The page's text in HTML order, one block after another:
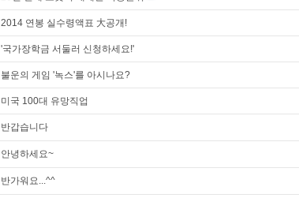
2014 연봉 실수령액표 大공개!
'국가장학금 서둘러 신청하세요!'
불운의 게임 '녹스'를 아시나요?
미국 100대 유망직업
반갑습니다
안녕하세요~
반가워요...^^